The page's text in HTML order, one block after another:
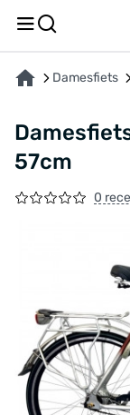
Damesfiets
57cm
0
OVER HET PRODUCT